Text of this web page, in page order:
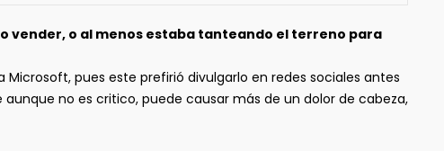
vender, o al menos estaba tanteando el terreno para
pues este prefirió divulgarlo en redes sociales antes
no es critico, puede causar más de un dolor de cabeza,